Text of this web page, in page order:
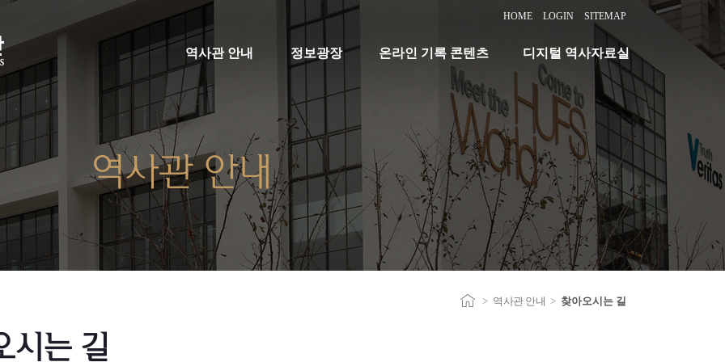
HOME LOGIN SITEMAP
역사관 안내 정보광장 온라인 기록 콘텐츠 디지털 역사자료실
역사관 안내
> 역사관 안내 > 찾아오시는 길
시는 길